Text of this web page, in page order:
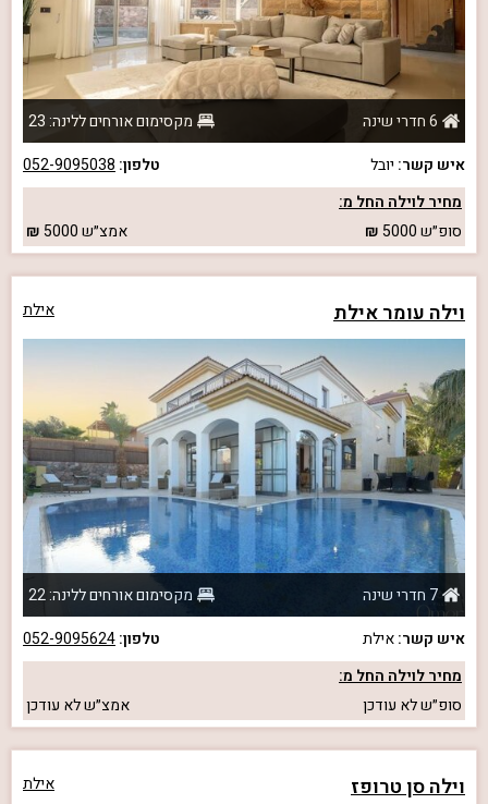
6 חדרי שינה
מקסימום אורחים ללינה: 23
איש קשר: יובל טלפון: 052-9095038
מחיר לוילה החל מ:
סופ״ש5000 אמצ״ש5000
וילה עומר אילת אילת
7 חדרי שינה
מקסימום אורחים ללינה: 22
איש קשר:אילת טלפון:052-9095624
מחיר לוילה החל מ:
סופ״שלא עודכן אמצ״שלא עודכן
וילה סן טרופז אילת